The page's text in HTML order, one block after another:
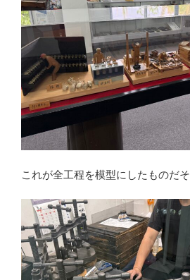
これが全工程を模型にしたものだそ